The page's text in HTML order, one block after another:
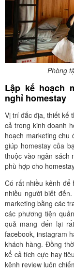
Phòng
Lập kế hoạch
nghỉ homestay
Vị trí đắc địa, thiết kế
cả trong kinh doanh
hoạch marketing chu
giúp homestay của
thuộc vào ngân sách
phù hợp cho
Có rất nhiều kênh để
nhiều người biết
marketing bằng các
các phương tiện
quả mang đến lại
facebook, instagram
khách hàng. Đồng
kể cả tích cực hay
kênh review luôn